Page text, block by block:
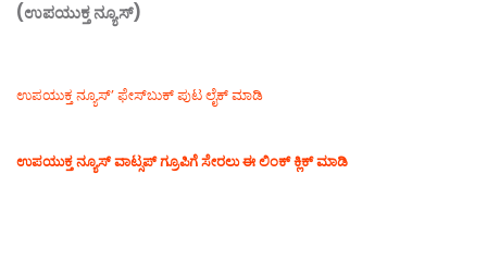
(ಉಪಯುಕ್ತ ನ್ಯೂಸ್)
ಉಪಯುಕ್ತ ನ್ಯೂಸ್‌’ ಫೇಸ್‌ಬುಕ್ ಪುಟ ಲೈಕ್ ಮಾಡಿ
ಉಪಯುಕ್ತ ನ್ಯೂಸ್‌ ವಾಟ್ಸಪ್‌ ಗ್ರೂಪಿಗೆ ಸೇರಲು ಈ ಲಿಂಕ್ ಕ್ಲಿಕ್ ಮಾಡಿ